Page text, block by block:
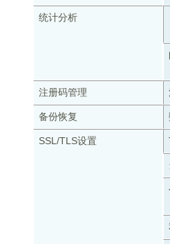
统计分析
注册码管理
备份恢复
SSL/TLS设置